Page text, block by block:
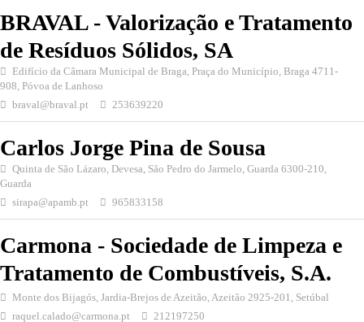
BRAVAL - Valorização e Tratamento
de Resíduos Sólidos, SA
Edifício da Câmara Municipal de Braga, Praça do Município, Braga 4711-
908, Póvoa de Lanhoso
braval@braval.pt
253639220
Carlos Jorge Pina de Sousa
Quinta de São Lázaro, Devesa, São Pedro do Jarmelo, Guarda 6300-210,
Guarda
sirapa@apamb.pt
965833158
Carmona - Sociedade de Limpeza e
Tratamento de Combustíveis, S.A.
Monte dos Bijagós, Jardia-Brejos de Azeitão, Azeitão 2925-201, Setúbal
raquel.calado@carmona.pt
212197250